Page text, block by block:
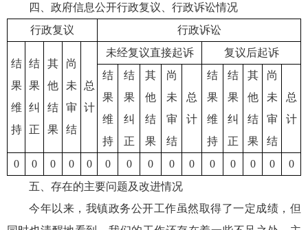
四、政府信息公开行政复议、行政诉讼情况
行政复议
行政诉讼
结
果
维
持
结
果
纠
正
其
他
结
果
尚
未
审
结
总
计
未经复议直接起诉
复议后起诉
结
果
维
持
结
果
纠
正
其
他
结
果
尚
未
审
结
总
计
结
果
维
持
结
果
纠
正
其
他
结
果
尚
未
审
结
总
计
0 0 0 0 0 0 0 0 0 0 0 0 0 0
0
五、存在的主要问题及改进情况
今年以来，我镇政务公开工作虽然取得了一定成绩，但